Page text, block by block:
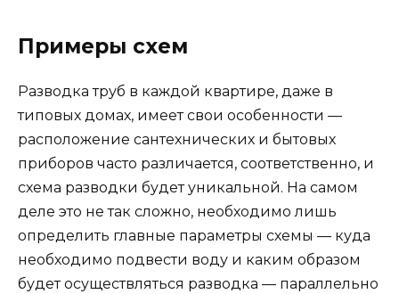
Примеры схем
Разводка труб в каждой квартире, даже в
типовых домах, имеет свои особенности —
расположение сантехнических и бытовых
приборов часто различается, соответственно, и
схема разводки будет уникальной. На самом
деле это не так сложно, необходимо лишь
определить главные параметры схемы — куда
необходимо подвести воду и каким образом
будет осуществляться разводка — параллельно